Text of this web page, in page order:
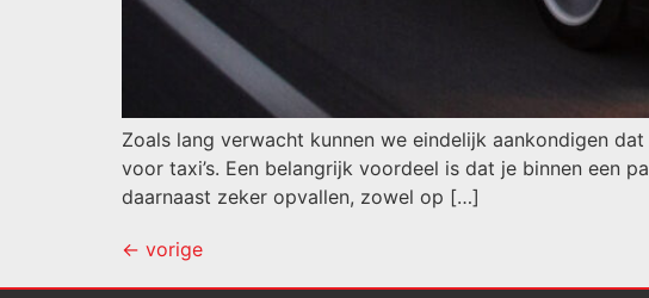
Zoals lang verwacht kunnen we eindelijk aankondigen
voor taxi’s. Een belangrijk voordeel is dat je binnen een
daarnaast zeker opvallen, zowel op […]
← vorige